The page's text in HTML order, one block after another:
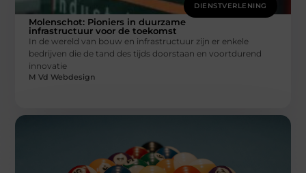
DIENSTVERLENING
Molenschot: Pioniers in duurzame
infrastructuur voor de toekomst
In de wereld van bouw en infrastructuur zijn er enkele
bedrijven die de tand des tijds doorstaan en voortdurend
innovatie
M Vd Webdesign